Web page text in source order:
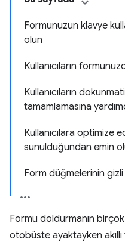
Formunuzun klavye
olun
Kullanıcıların
Kullanıcıların
tamamlamasına
Kullanıcılara optimize
sunulduğundan emin
Form düğmelerinin gizli
Formu doldurmanın
otobüste ayaktayken